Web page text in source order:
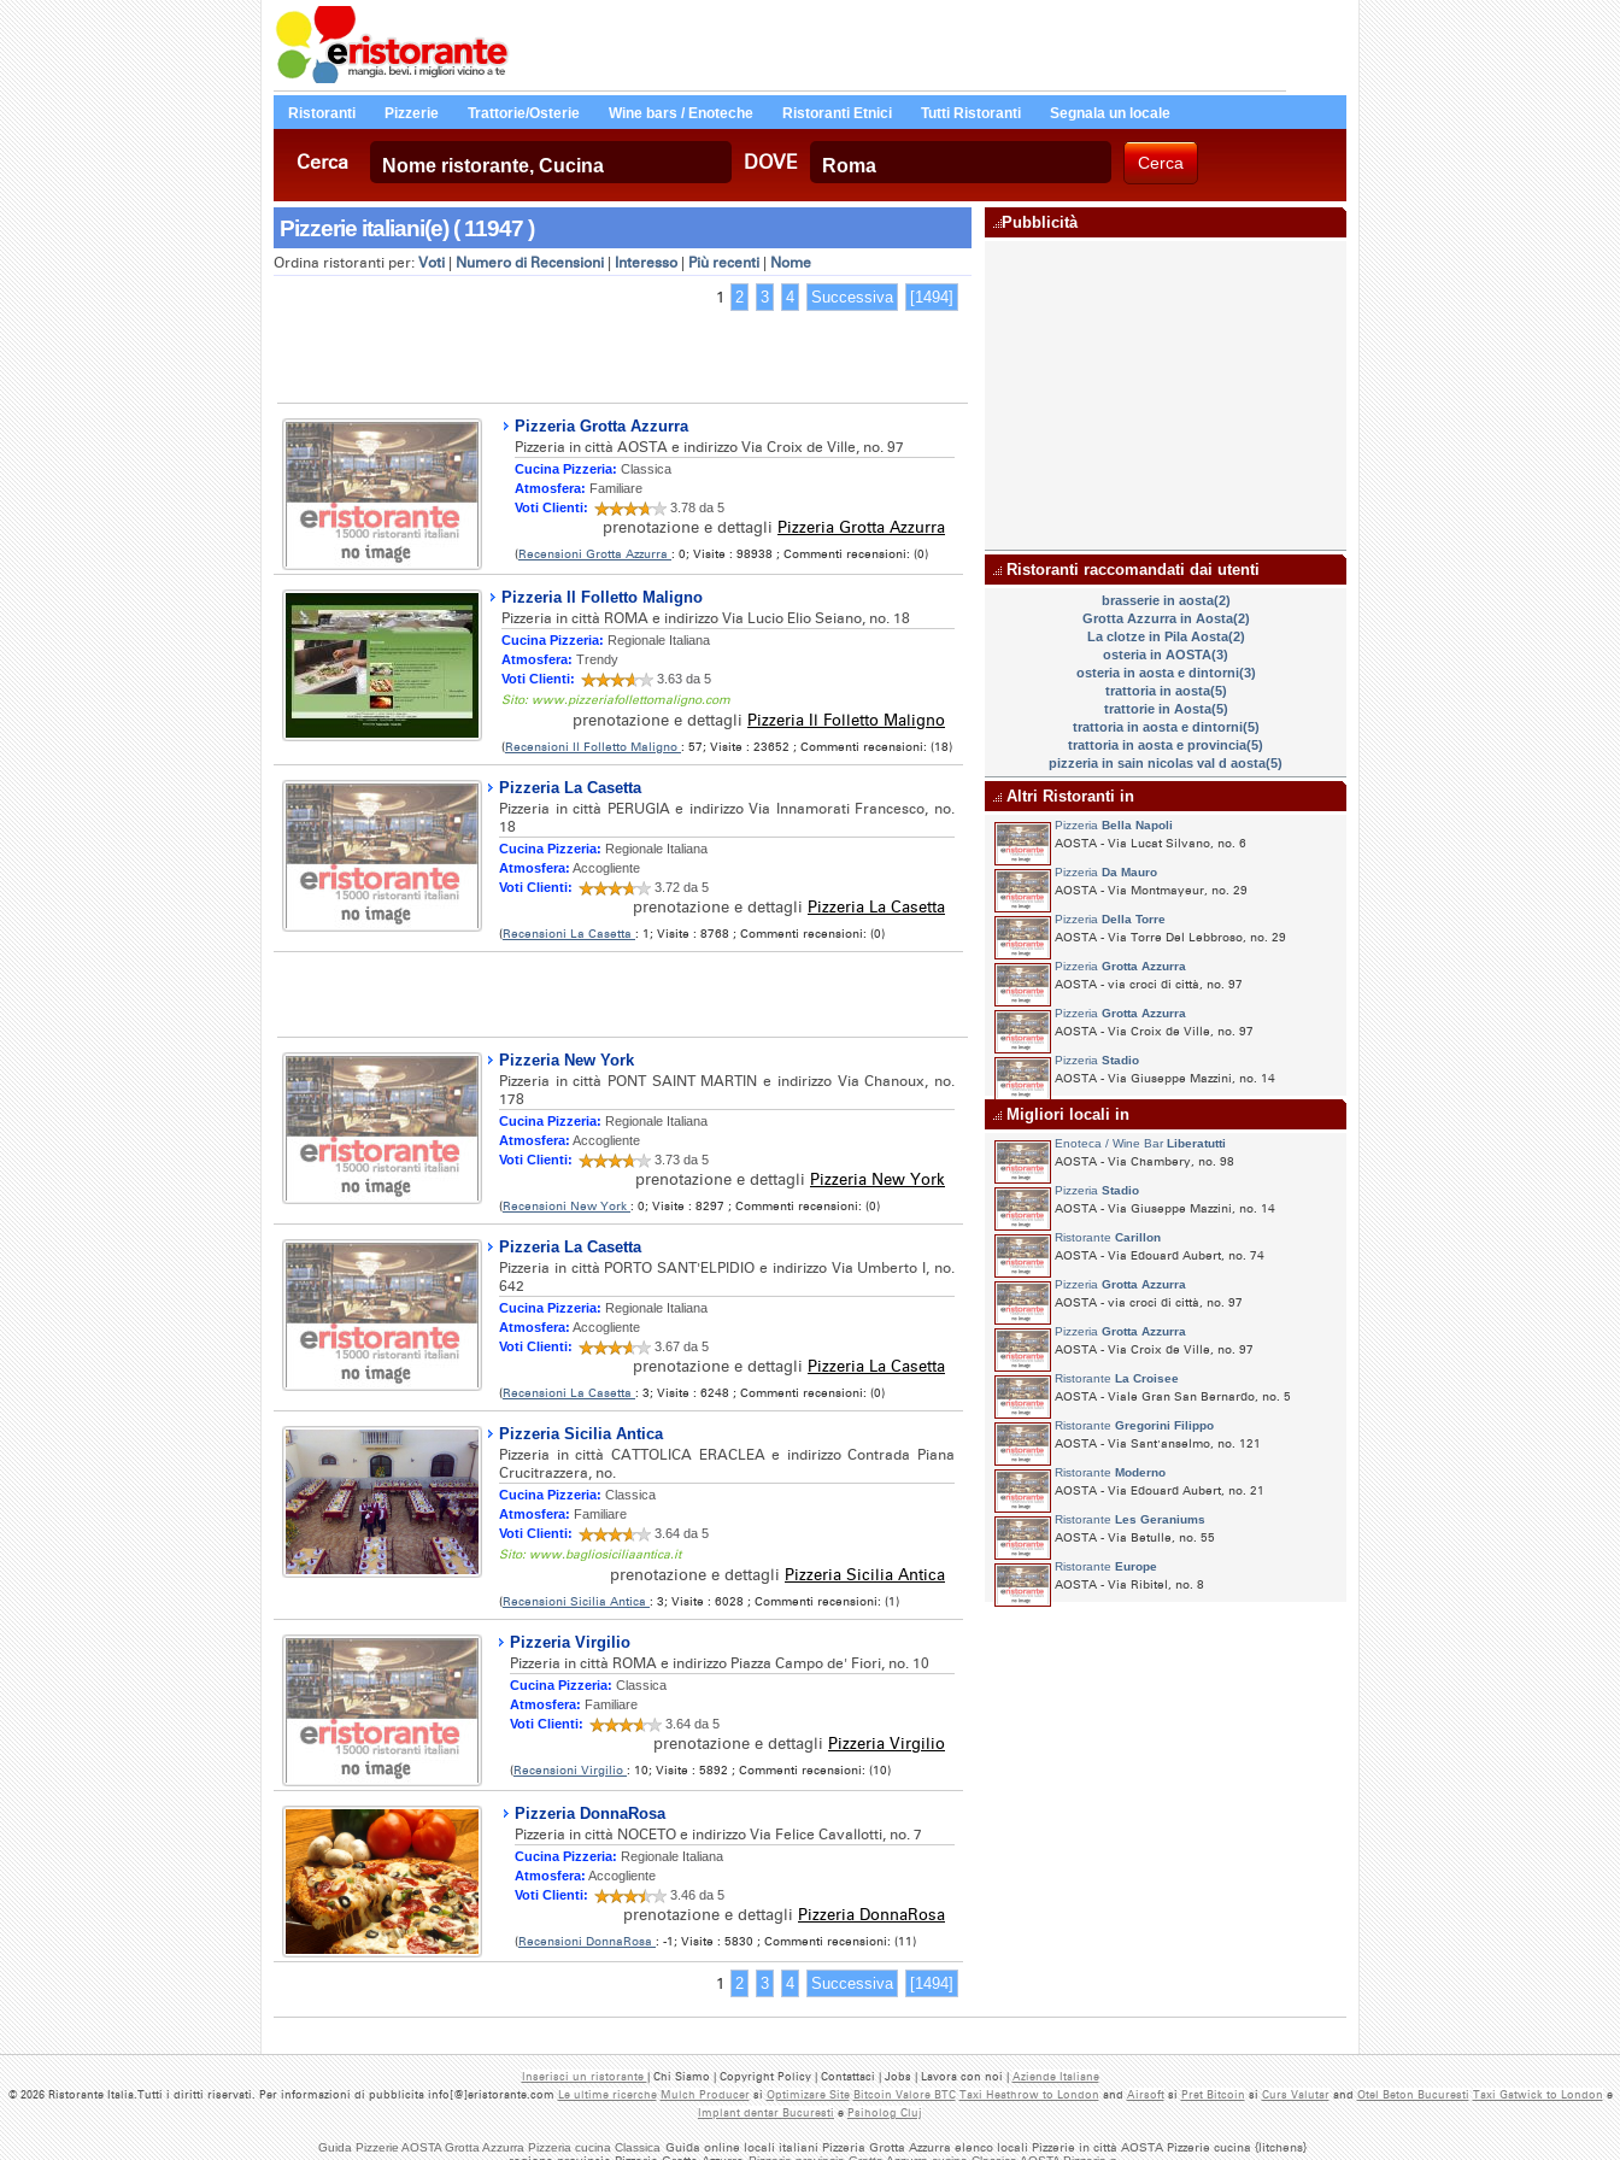
Guida Pizzerie AOSTA Grotta Azzurra Pizzeria cucina Classica Guida online locali italiani Pizzeria Grotta Azzurra elenco locali Pizzerie in città AOSTA Pizzerie cucina {litchens}
Ristoranti Pizzerie Trattorie/Osterie Wine bars / Enoteche Ristoranti Etnici Tutti Ristoranti Segnala un locale
Cerca DOVE
Pizzerie italiani(e) ( 11947 )
Ordina ristoranti per: Voti Numero di Recensioni Interesso Più recenti Nome
1 2 3 4 Successiva [1494]
Pizzeria Grotta Azzurra
Pizzeria in città AOSTA e indirizzo Via Croix de Ville, no. 97
Cucina Pizzeria: Classica
Atmosfera: Familiare
Voti Clienti:
3.78 da 5
prenotazione e dettagli Pizzeria Grotta Azzurra
(Recensioni Grotta Azzurra : 0; Visite : 98938 ; Commenti recensioni: (0)
Pizzeria Il Folletto Maligno
Pizzeria in città ROMA e indirizzo Via Lucio Elio Seiano, no. 18
Cucina Pizzeria: Regionale Italiana
Atmosfera: Trendy
Voti Clienti:
3.63 da 5
Sito: www.pizzeriafollettomaligno.com
prenotazione e dettagli Pizzeria Il Folletto Maligno
(Recensioni Il Folletto Maligno : 57; Visite : 23652 ; Commenti recensioni: (18)
Pizzeria La Casetta
Pizzeria in città PERUGIA e indirizzo Via Innamorati Francesco, no.
18
Cucina Pizzeria: Regionale Italiana
Atmosfera: Accogliente
Voti Clienti:
3.72 da 5
prenotazione e dettagli Pizzeria La Casetta
(Recensioni La Casetta : 1; Visite : 8768 ; Commenti recensioni: (0)
Pizzeria New York
Pizzeria in città PONT SAINT MARTIN e indirizzo Via Chanoux, no.
178
Cucina Pizzeria: Regionale Italiana
Atmosfera: Accogliente
Voti Clienti:
3.73 da 5
prenotazione e dettagli Pizzeria New York
(Recensioni New York : 0; Visite : 8297 ; Commenti recensioni: (0)
Pizzeria La Casetta
Pizzeria in città PORTO SANT'ELPIDIO e indirizzo Via Umberto I, no.
642
Cucina Pizzeria: Regionale Italiana
Atmosfera: Accogliente
Voti Clienti:
3.67 da 5
prenotazione e dettagli Pizzeria La Casetta
(Recensioni La Casetta : 3; Visite : 6248 ; Commenti recensioni: (0)
Pizzeria Sicilia Antica
Pizzeria in città CATTOLICA ERACLEA e indirizzo Contrada Piana
Crucitrazzera, no.
Cucina Pizzeria: Classica
Atmosfera: Familiare
Voti Clienti:
3.64 da 5
Sito: www.bagliosiciliaantica.it
prenotazione e dettagli Pizzeria Sicilia Antica
(Recensioni Sicilia Antica : 3; Visite : 6028 ; Commenti recensioni: (1)
Pizzeria Virgilio
Pizzeria in città ROMA e indirizzo Piazza Campo de' Fiori, no. 10
Cucina Pizzeria: Classica
Atmosfera: Familiare
Voti Clienti:
3.64 da 5
prenotazione e dettagli Pizzeria Virgilio
(Recensioni Virgilio : 10; Visite : 5892 ; Commenti recensioni: (10)
Pizzeria DonnaRosa
Pizzeria in città NOCETO e indirizzo Via Felice Cavallotti, no. 7
Cucina Pizzeria: Regionale Italiana
Atmosfera: Accogliente
Voti Clienti:
3.46 da 5
prenotazione e dettagli Pizzeria DonnaRosa
(Recensioni DonnaRosa : -1; Visite : 5830 ; Commenti recensioni: (11)
1 2 3 4 Successiva [1494]
Pubblicità
Ristoranti raccomandati dai utenti
brasserie in aosta(2)
Grotta Azzurra in Aosta(2)
La clotze in Pila Aosta(2)
osteria in AOSTA(3)
osteria in aosta e dintorni(3)
trattoria in aosta(5)
trattorie in Aosta(5)
trattoria in aosta e dintorni(5)
trattoria in aosta e provincia(5)
pizzeria in sain nicolas val d aosta(5)
Altri Ristoranti in
Pizzeria Bella Napoli
AOSTA - Via Lucat Silvano, no. 6
Pizzeria Da Mauro
AOSTA - Via Montmayeur, no. 29
Pizzeria Della Torre
AOSTA - Via Torre Del Lebbroso, no. 29
Pizzeria Grotta Azzurra
AOSTA - via croci di città, no. 97
Pizzeria Grotta Azzurra
AOSTA - Via Croix de Ville, no. 97
Pizzeria Stadio
AOSTA - Via Giuseppe Mazzini, no. 14
Migliori locali in
Enoteca / Wine BarLiberatutti
AOSTA - Via Chambery, no. 98
Pizzeria Stadio
AOSTA - Via Giuseppe Mazzini, no. 14
Ristorante Carillon
AOSTA - Via Edouard Aubert, no. 74
Pizzeria Grotta Azzurra
AOSTA - via croci di città, no. 97
Pizzeria Grotta Azzurra
AOSTA - Via Croix de Ville, no. 97
Ristorante La Croisee
AOSTA - Viale Gran San Bernardo, no. 5
Ristorante Gregorini Filippo
AOSTA - Via Sant'anselmo, no. 121
Ristorante Moderno
AOSTA - Via Edouard Aubert, no. 21
Ristorante Les Geraniums
AOSTA - Via Betulle, no. 55
Ristorante Europe
AOSTA - Via Ribitel, no. 8
Inserisci un ristorante | Chi Siamo | Copyright Policy | Contattaci | Jobs | Lavora con noi |Aziende Italiane
© 2026 Ristorante Italia.Tutti i diritti riservati. Per informazioni di pubblicita info[@]eristorante.comLe ultime ricerche Mulch ProducersiOptimizare Site Bitcoin Valore BTC Taxi Heathrow to LondonandAirsoftsiPret BitcoinsiCurs ValutarandOtel Beton Bucuresti Taxi Gatwick to Londone
Implant dentar BucurestiePsiholog Cluj